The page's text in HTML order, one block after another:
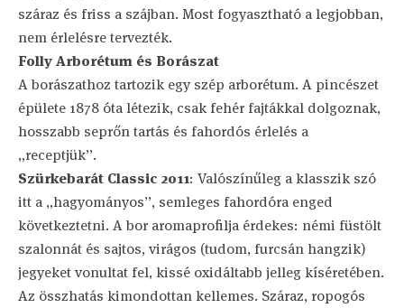
száraz és friss a szájban. Most fogyasztható a legjobban,
nem érlelésre tervezték.
Folly Arborétum és Borászat
A borászathoz tartozik egy szép arborétum. A pincészet
épülete 1878 óta létezik, csak fehér fajtákkal dolgoznak,
hosszabb seprőn tartás és fahordós érlelés a
„receptjük”.
Szürkebarát Classic 2011: Valószínűleg a klasszik szó
itt a „hagyományos”, semleges fahordóra enged
következtetni. A bor aromaprofilja érdekes: némi füstölt
szalonnát és sajtos, virágos (tudom, furcsán hangzik)
jegyeket vonultat fel, kissé oxidáltabb jelleg kíséretében.
Az összhatás kimondottan kellemes. Száraz, ropogós